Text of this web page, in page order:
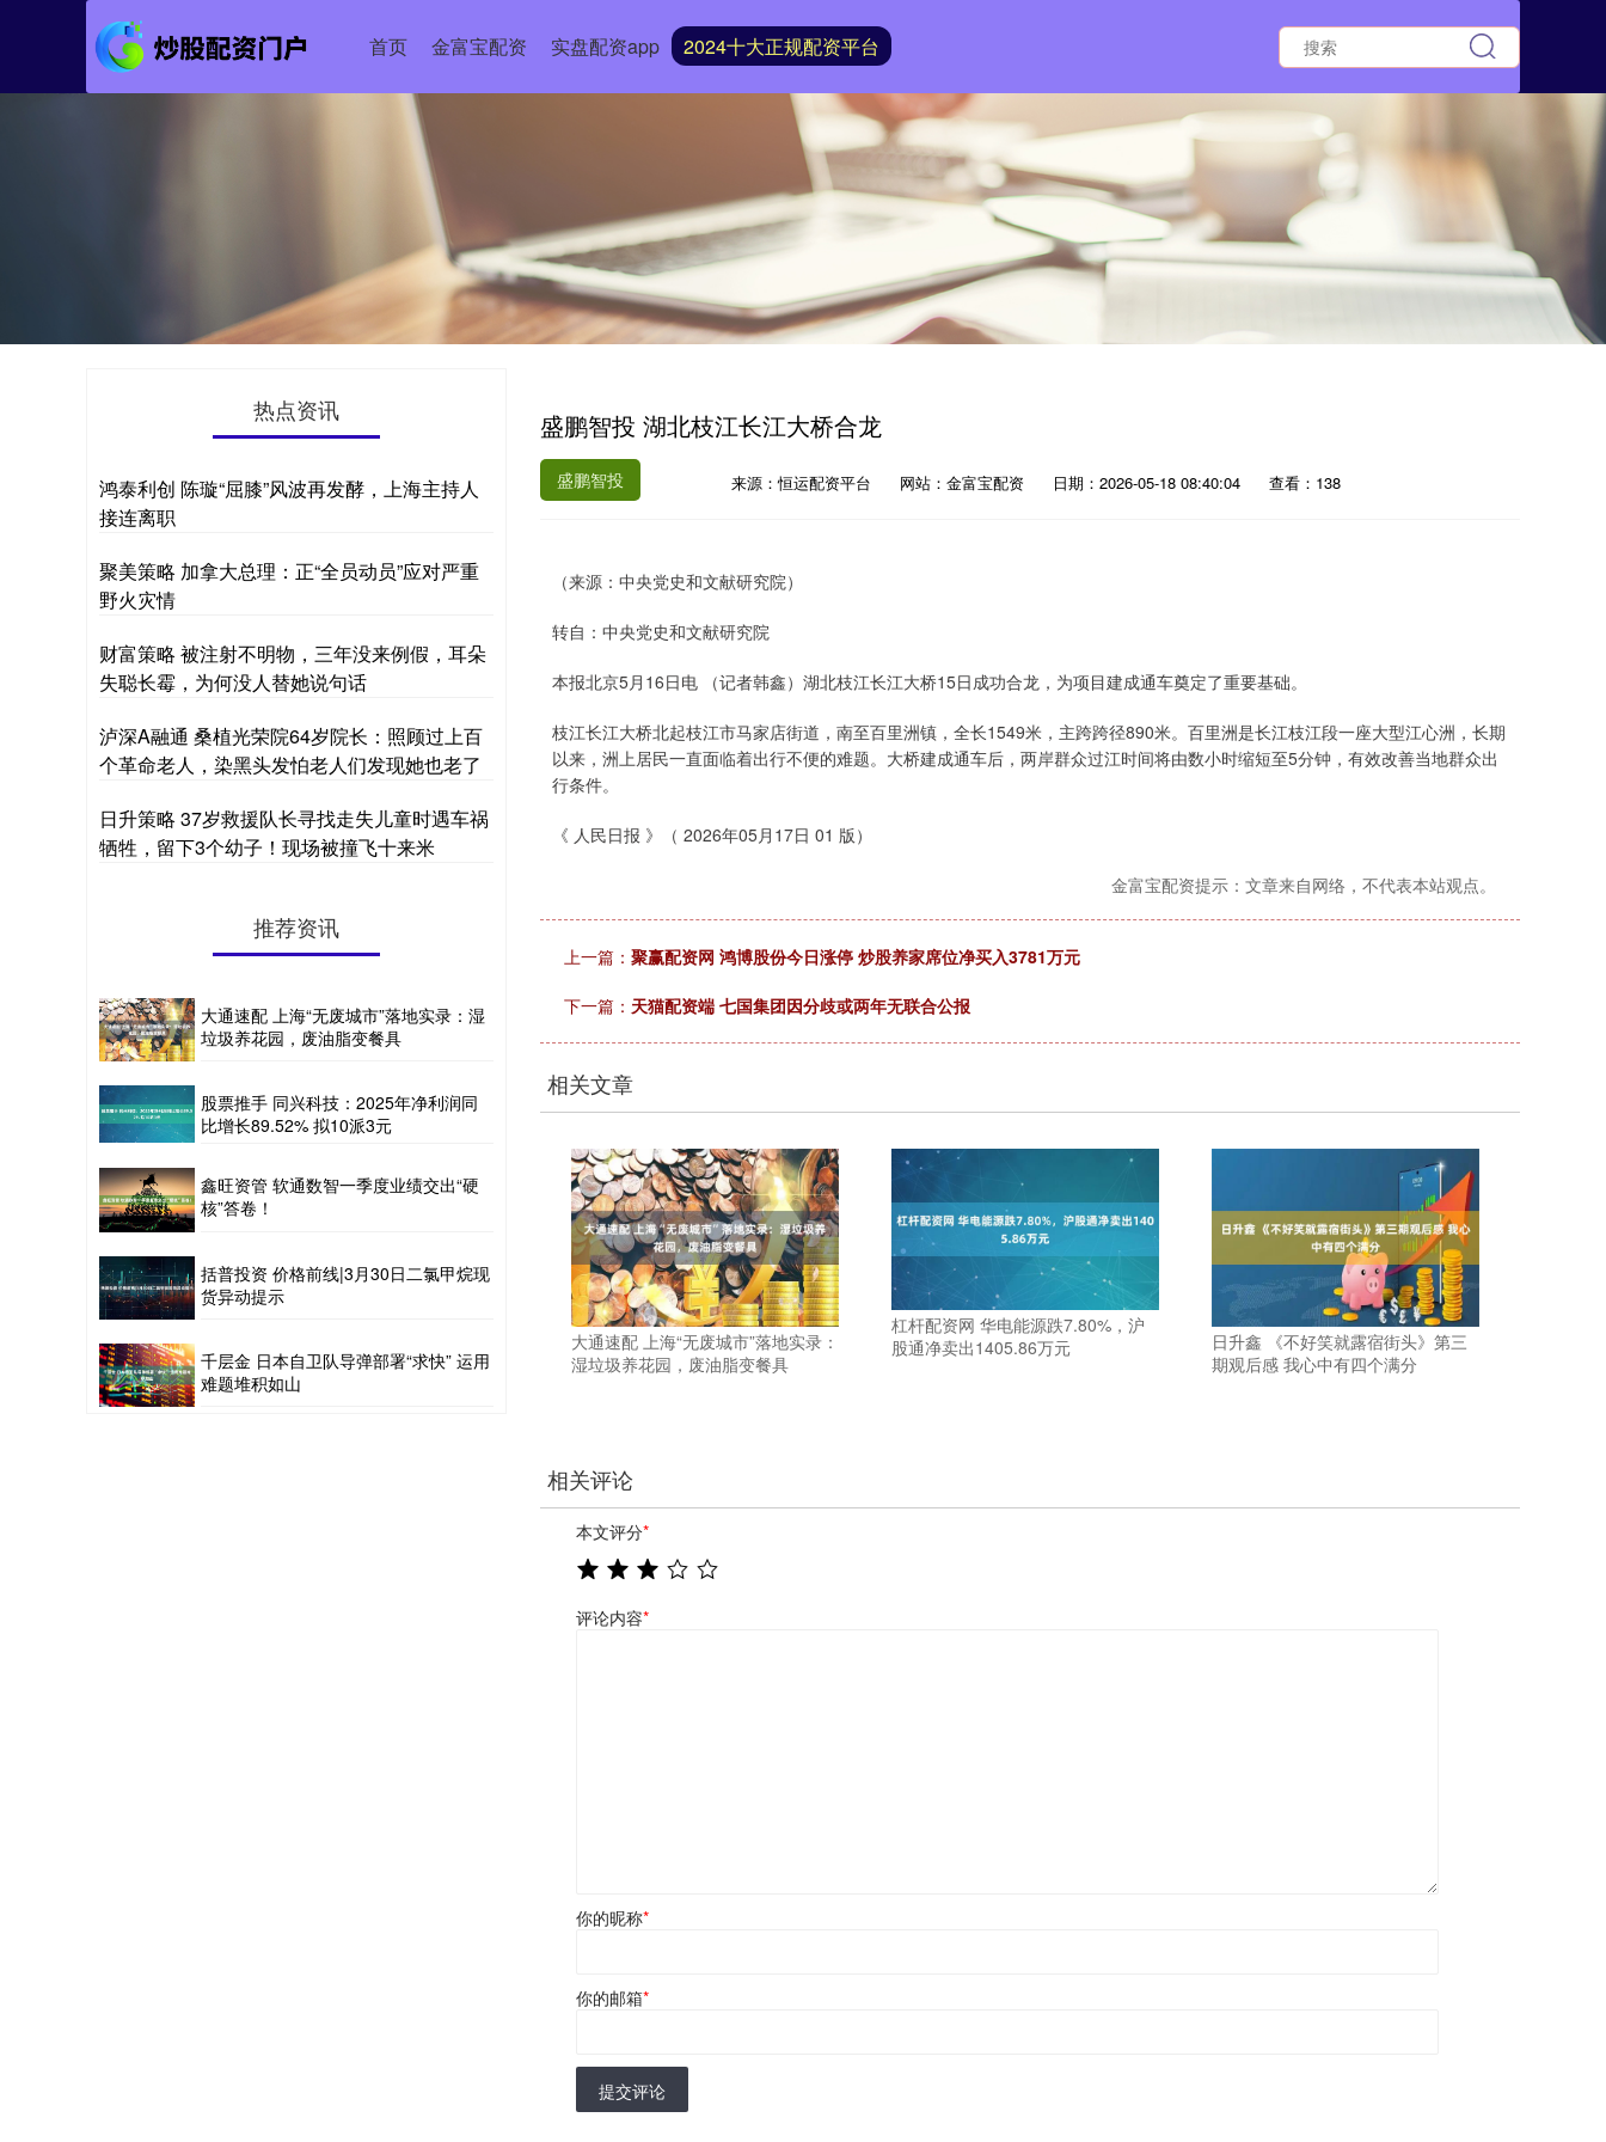
首页 金富宝配资 实盘配资app 2024十大正规配资平台
盛鹏智投 湖北枝江长江大桥合龙
盛鹏智投 来源：恒运配资平台 网站：金富宝配资 日期：2026-05-18 08:40:04 查看：138
（来源：中央党史和文献研究院）
转自：中央党史和文献研究院
本报北京5月16日电 （记者韩鑫）湖北枝江长江大桥15日成功合龙，为项目建成通车奠定了重要基础。
枝江长江大桥北起枝江市马家店街道，南至百里洲镇，全长1549米，主跨跨径890米。百里洲是长江枝江段一座大型江心洲，长期
以来，洲上居民一直面临着出行不便的难题。大桥建成通车后，两岸群众过江时间将由数小时缩短至5分钟，有效改善当地群众出
行条件。
《 人民日报 》（ 2026年05月17日 01 版）
金富宝配资提示：文章来自网络，不代表本站观点。
上一篇： 聚赢配资网 鸿博股份今日涨停 炒股养家席位净买入3781万元
下一篇： 天猫配资端 七国集团因分歧或两年无联合公报
相关文章
大通速配 上海“无废城市”落地实录：
湿垃圾养花园，废油脂变餐具
杠杆配资网 华电能源跌7.80%，沪
股通净卖出1405.86万元
日升鑫 《不好笑就露宿街头》第三
期观后感 我心中有四个满分
相关评论
本文评分*
评论内容*
你的昵称*
你的邮箱*
提交评论
热点资讯
鸿泰利创 陈璇“屈膝”风波再发酵，上海主持人
接连离职
聚美策略 加拿大总理：正“全员动员”应对严重
野火灾情
财富策略 被注射不明物，三年没来例假，耳朵
失聪长霉，为何没人替她说句话
泸深A融通 桑植光荣院64岁院长：照顾过上百
个革命老人，染黑头发怕老人们发现她也老了
日升策略 37岁救援队长寻找走失儿童时遇车祸
牺牲，留下3个幼子！现场被撞飞十来米
推荐资讯
大通速配 上海“无废城市”落地实录：湿
垃圾养花园，废油脂变餐具
股票推手 同兴科技：2025年净利润同
比增长89.52% 拟10派3元
鑫旺资管 软通数智一季度业绩交出“硬
核”答卷！
括普投资 价格前线|3月30日二氯甲烷现
货异动提示
千层金 日本自卫队导弹部署“求快” 运用
难题堆积如山